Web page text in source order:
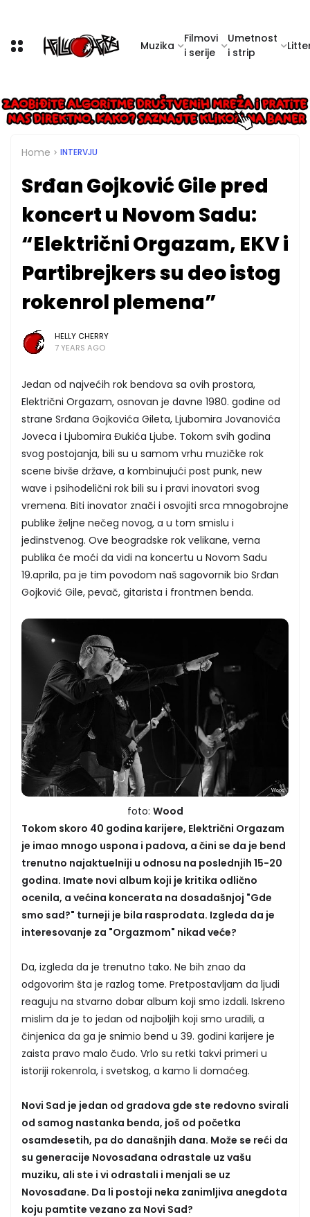
Muzika
Filmovi
i serije
Umetnost
i strip
Home INTERVJU
Srđan Gojković Gile pred
koncert u Novom Sadu:
“Električni Orgazam, EKV i
Partibrejkers su deo istog
rokenrol plemena”
HELLY CHERRY
7 YEARS AGO
Jedan od najvećih rok bendova sa ovih prostora,
Električni Orgazam, osnovan je davne 1980. godine od
strane Srđana Gojkovića Gileta, Ljubomira Jovanovića
Joveca i Ljubomira Đukića Ljube. Tokom svih godina
svog postojanja, bili su u samom vrhu muzičke rok
scene bivše države, a kombinujući post punk, new
wave i psihodelični rok bili su i pravi inovatori svog
vremena. Biti inovator znači i osvojiti srca mnogobrojne
publike željne nečeg novog, a u tom smislu i
jedinstvenog. Ove beogradske rok velikane, verna
publika će moći da vidi na koncertu u Novom Sadu
19.aprila, pa je tim povodom naš sagovornik bio Srđan
Gojković Gile, pevač, gitarista i frontmen benda.
foto: Wood
Tokom skoro 40 godina karijere, Električni Orgazam
je imao mnogo uspona i padova, a čini se da je bend
trenutno najaktuelniji u odnosu na poslednjih 15-20
godina. Imate novi album koji je kritika odlično
ocenila, a većina koncerata na dosadašnjoj "Gde
smo sad?" turneji je bila rasprodata. Izgleda da je
interesovanje za "Orgazmom" nikad veće?
Da, izgleda da je trenutno tako. Ne bih znao da
odgovorim šta je razlog tome. Pretpostavljam da ljudi
reaguju na stvarno dobar album koji smo izdali. Iskreno
mislim da je to jedan od najboljih koji smo uradili, a
činjenica da ga je snimio bend u 39. godini karijere je
zaista pravo malo čudo. Vrlo su retki takvi primeri u
istoriji rokenrola, i svetskog, a kamo li domaćeg.
Novi Sad je jedan od gradova gde ste redovno svirali
od samog nastanka benda, još od početka
osamdesetih, pa do današnjih dana. Može se reći da
su generacije Novosađana odrastale uz vašu
muziku, ali ste i vi odrastali i menjali se uz
Novosađane. Da li postoji neka zanimljiva anegdota
koju pamtite vezano za Novi Sad?